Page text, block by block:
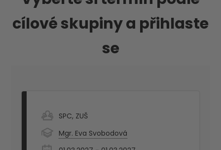
cílové skupiny a přihlaste
se
SPC, ZUŠ
Mgr. Eva Svobodová